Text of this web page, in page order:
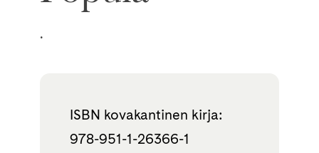
.
ISBN kovakantinen kirja:
978-951-1-26366-1